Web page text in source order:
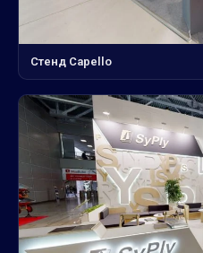
Стенд Capello